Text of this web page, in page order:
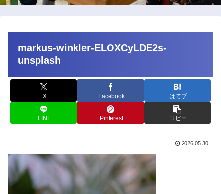
markus-winkler-ELOXCyLDE2s-
unsplash
X Facebook はてブ
LINE Pinterest コピー
2026.05.30